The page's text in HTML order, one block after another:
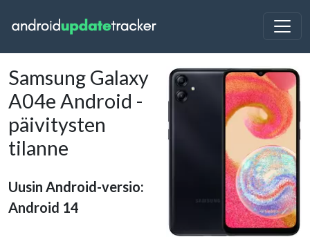
Samsung Galaxy
A04e Android -
päivitysten
tilanne
Uusin Android-versio:
Android 14